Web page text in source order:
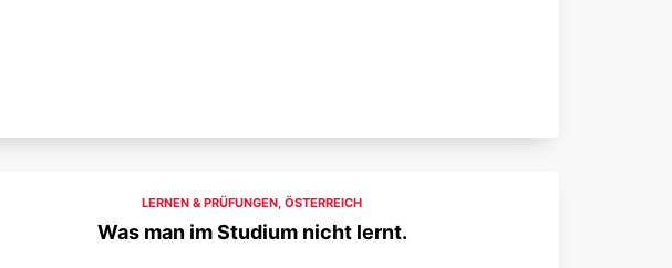
LERNEN & PRÜFUNGEN, ÖSTERREICH
Was man im Studium nicht lernt.